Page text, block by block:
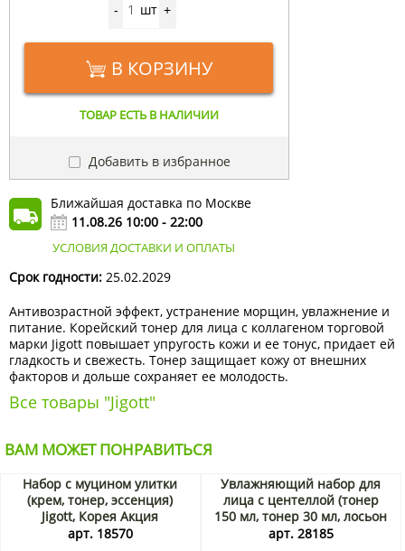
- шт +
В КОРЗИНУ
ТОВАР ЕСТЬ В НАЛИЧИИ
Добавить в избранное
Ближайшая доставка по Москве
11.08.26 10:00 - 22:00
УСЛОВИЯ ДОСТАВКИ И ОПЛАТЫ
Срок годности: 25.02.2029
Антивозрастной эффект, устранение морщин, увлажнение и
питание. Корейский тонер для лица с коллагеном торговой
марки Jigott повышает упругость кожи и ее тонус, придает ей
гладкость и свежесть. Тонер защищает кожу от внешних
факторов и дольше сохраняет ее молодость.
Все товары "Jigott"
ВАМ МОЖЕТ ПОНРАВИТЬСЯ
Набор с муцином улитки
(крем, тонер, эссенция)
Jigott, Корея Акция
арт. 18570
Увлажняющий набор для
лица с центеллой (тонер
150 мл, тонер 30 мл, лосьон
150 мл, лосьон 30 мл)
арт. 28185